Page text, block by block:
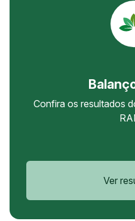
Confira os resultados
Ver